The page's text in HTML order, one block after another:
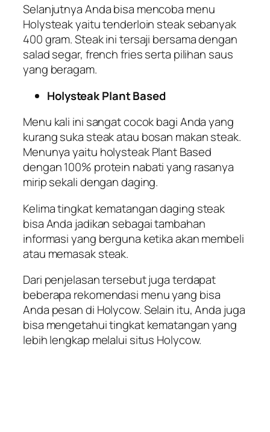
Selanjutnya Anda bisa mencoba menu
Holysteak yaitu tenderloin steak sebanyak
400 gram. Steak ini tersaji bersama dengan
salad segar, french fries serta pilihan saus
yang beragam.
Holysteak Plant Based
Menu kali ini sangat cocok bagi Anda yang
kurang suka steak atau bosan makan steak.
Menunya yaitu holysteak Plant Based
dengan 100% protein nabati yang rasanya
mirip sekali dengan daging.
Kelima tingkat kematangan daging steak
bisa Anda jadikan sebagai tambahan
informasi yang berguna ketika akan membeli
atau memasak steak.
Dari penjelasan tersebut juga terdapat
beberapa rekomendasi menu yang bisa
Anda pesan di Holycow. Selain itu, Anda juga
bisa mengetahui tingkat kematangan yang
lebih lengkap melalui situs Holycow.